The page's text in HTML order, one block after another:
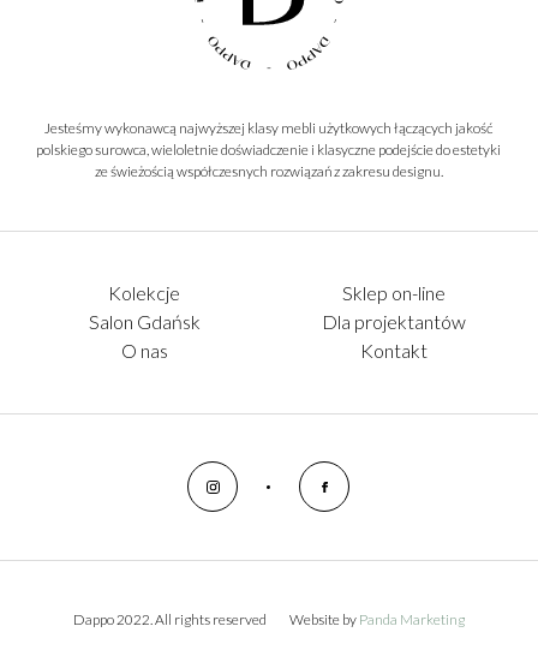
Jesteśmy wykonawcą najwyższej klasy mebli użytkowych łączących jakość
polskiego surowca, wieloletnie doświadczenie i klasyczne podejście do estetyki
ze świeżością współczesnych rozwiązań z zakresu designu.
Kolekcje
Sklep on-line
Salon Gdańsk
Dla projektantów
O nas
Kontakt
Dappo 2022. All rights reserved Website by Panda Marketing